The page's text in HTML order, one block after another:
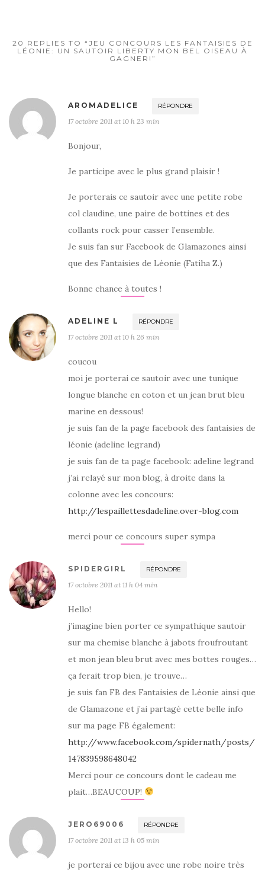
20 REPLIES TO “JEU CONCOURS LES FANTAISIES DE
LÉONIE: UN SAUTOIR LIBERTY MON BEL OISEAU À
GAGNER!”
AROMADELICE RÉPONDRE
17 octobre 2011 at 10 h 23 min
Bonjour,
Je participe avec le plus grand plaisir !
Je porterais ce sautoir avec une petite robe
col claudine, une paire de bottines et des
collants rock pour casser l’ensemble.
Je suis fan sur Facebook de Glamazones ainsi
que des Fantaisies de Léonie (Fatiha Z.)
Bonne chance à toutes !
ADELINE L RÉPONDRE
17 octobre 2011 at 10 h 26 min
coucou
moi je porterai ce sautoir avec une tunique
longue blanche en coton et un jean brut bleu
marine en dessous!
je suis fan de la page facebook des fantaisies de
léonie (adeline legrand)
je suis fan de ta page facebook: adeline legrand
j’ai relayé sur mon blog, à droite dans la
colonne avec les concours:
http://lespaillettesdadeline.over-blog.com
merci pour ce concours super sympa
SPIDERGIRL RÉPONDRE
17 octobre 2011 at 11 h 04 min
Hello!
j’imagine bien porter ce sympathique sautoir
sur ma chemise blanche à jabots froufroutant
et mon jean bleu brut avec mes bottes rouges…
ça ferait trop bien, je trouve…
je suis fan FB des Fantaisies de Léonie ainsi que
de Glamazone et j’ai partagé cette belle info
sur ma page FB également:
http://www.facebook.com/spidernath/posts/
147839598648042
Merci pour ce concours dont le cadeau me
plait…BEAUCOUP!
JERO69006 RÉPONDRE
17 octobre 2011 at 13 h 05 min
je porterai ce bijou avec une robe noire très